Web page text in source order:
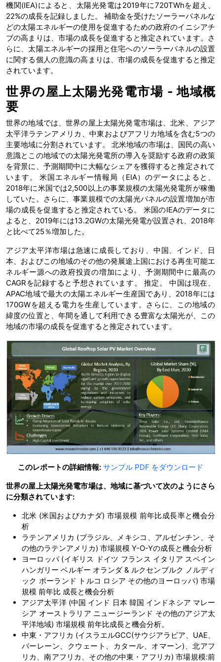
機関(IEA)によると、太陽光発電は2019年に720TWhを超え、
22%の成長を記録しました。 補助金を受けたソーラーパネルな
どの太陽エネルギーの使用を促進するための政府のイニシアチ
ブの高まりは、市場の成長を促進すると推定されています。さ
らに、太陽エネルギーの採用と住宅へのソーラーパネルの設置
に関する個人の意識の高まりは、市場の成長を促進すると推定
されています。
世界の屋上太陽光発電市場 - 地域概
要
世界の地域では、世界の屋上太陽光発電市場は、北米、アジア
太平洋ラテンアメリカ、中東およびアフリカ地域を含む5つの
主要地域に分割されています。 北米地域の市場は、国民の高い
意識とこの地域での太陽光発電所の導入を奨励する政府の政策
を背景に、予測期間中に大幅なシェアを獲得すると推定されて
います。 米国エネルギー情報局（EIA）のデータによると、
2018年に米国では2,500以上の事業規模の太陽光発電所が稼働
していた。さらに、事業規模での太陽光パネルの設置増加が市
場の成長を促進すると推定されている。 米国のIEAのデータに
よると、2019年には13.2GWの太陽光発電が設置され、2018年
と比べて25％増加した。
アジア太平洋市場は急速に成長しており、中国、インド、日
本、およびこの地域のその他の発展途上国における再生可能エ
ネルギー源への政府投資の増加により、予測期間中に最高の
CAGRを記録すると予想されています。 推定。 中国は現在、
APAC地域で最大の太陽エネルギー生産国であり、2018年には
170GWを超える電力を生産しています。さらに、この地域の
緯度の位置と、年間を通して利用できる豊富な太陽光が、この
地域の市場の成長を促進すると推定されています。
このレポートの詳細情報: サンプル PDF をダウンロード
世界の屋上太陽光発電市場は、地域に基づいて次のようにさら
に分類されています:
北米 (米国およびカナダ) 市場規模 前年比成長率と機会分
析
ラテンアメリカ (ブラジル、メキシコ、アルゼンチン、そ
の他のラテンアメリカ) 市場規模 Y-O-Yの成長と機会分析
ヨーロッパ (イギリス ドイツ フランス イタリア スペイン
ハンガリー ベルギー オランダ & ルクセンブルク ノルディ
ック ポーランド トルコ ロシア その他のヨーロッパ) 市場
規模 前年比 成長と機会分析
アジア太平洋 (中国 インド 日本 韓国 インドネシア マレー
シア オーストラリア ニュージーランド その他のアジア太
平洋地域) 市場規模 前年比成長と機会分析。
中東・アフリカ (イスラエルGCC(サウジアラビア、UAE、
バーレーン、クウェート、カタール、オマーン)、北アフ
リカ、南アフリカ、その他の中東・アフリカ) 市場規模:前